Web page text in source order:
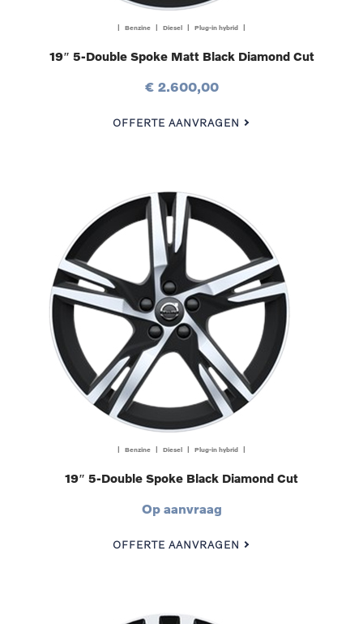
| Benzine | Diesel | Plug-in hybrid |
19″ 5-Double Spoke Matt Black Diamond Cut
€ 2.600,00
OFFERTE AANVRAGEN
| Benzine | Diesel | Plug-in hybrid |
19″ 5-Double Spoke Black Diamond Cut
Op aanvraag
OFFERTE AANVRAGEN